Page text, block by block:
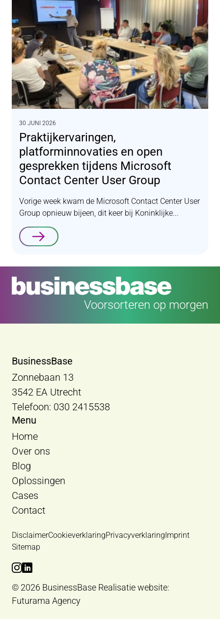
30 JUNI 2026
Praktijkervaringen,
platforminnovaties en open
gesprekken tijdens Microsoft
Contact Center User Group
Vorige week kwam de Microsoft Contact Center User
Group opnieuw bijeen, dit keer bij Koninklijke...
Lees verder
Voorsorteren op morgen
BusinessBase
Zonnebaan 13
3542 EA Utrecht
Telefoon: 030 2415538
Menu
Home
Over ons
Blog
Oplossingen
Cases
Contact
DisclaimerCookieverklaringPrivacyverklaringImprint
Sitemap
Bekijk Instagram van BusinessBase
Bekijk LinkedIn van BusinessBase
© 2026 BusinessBase Realisatie website:
Futurama Agency